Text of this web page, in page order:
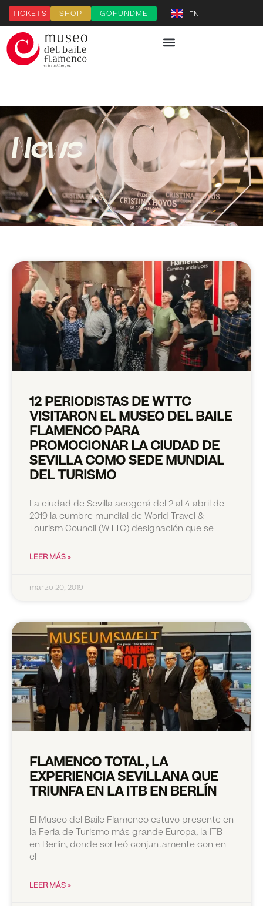
TICKETS SHOP GOFUNDME EN
News
12 PERIODISTAS DE WTTC
VISITARON EL MUSEO DEL BAILE
FLAMENCO PARA
PROMOCIONAR LA CIUDAD DE
SEVILLA COMO SEDE MUNDIAL
DEL TURISMO
La ciudad de Sevilla acogerá del 2 al 4 abril de
2019 la cumbre mundial de World Travel &
Tourism Council (WTTC) designación que se
LEER MÁS »
marzo 20, 2019
FLAMENCO TOTAL, LA
EXPERIENCIA SEVILLANA QUE
TRIUNFA EN LA ITB EN BERLÍN
El Museo del Baile Flamenco estuvo presente en
la Feria de Turismo más grande Europa, la ITB
en Berlin, donde sorteó conjuntamente con en
el
LEER MÁS »